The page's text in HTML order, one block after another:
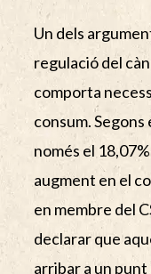
Un dels
regulació del
comporta
consum.
només el
augment en el
en membre del
declarar que
arribar a un punt